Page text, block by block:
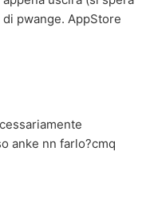
pwange. AppStore
anke nn farlo?cmq